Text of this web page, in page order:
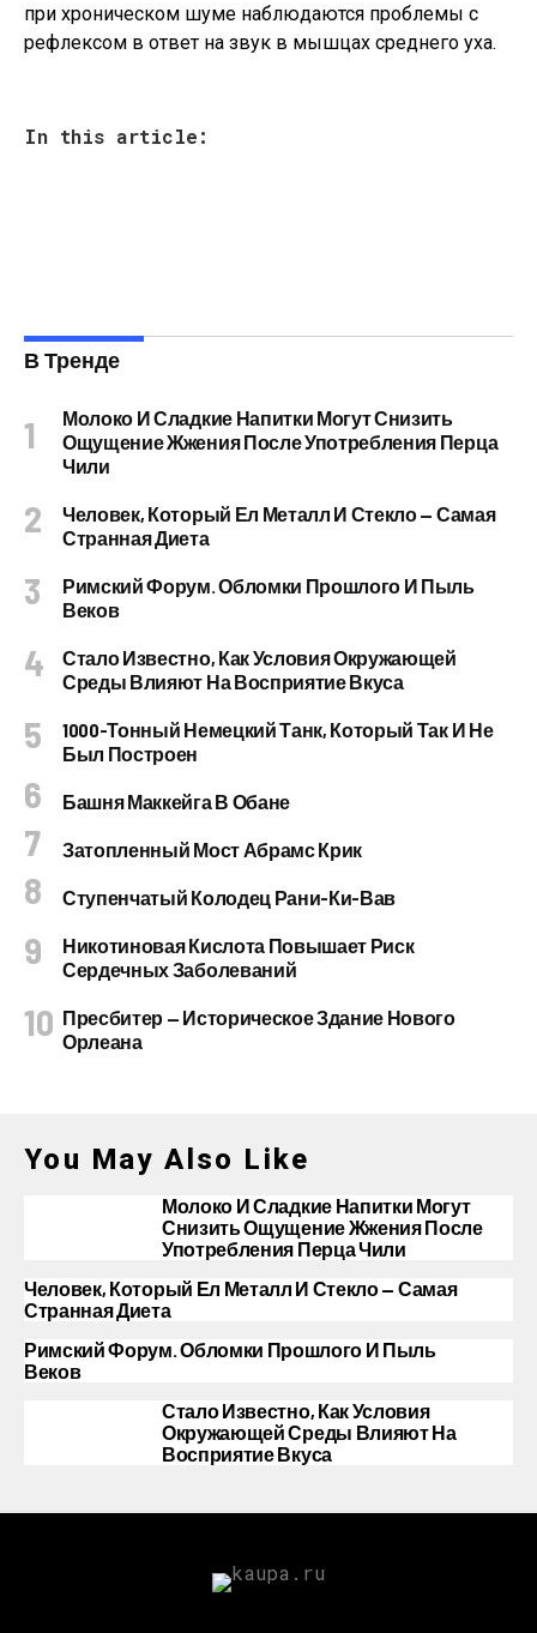
при хроническом шуме наблюдаются проблемы с
рефлексом в ответ на звук в мышцах среднего уха.
In this article:
В Тренде
Молоко И Сладкие Напитки Могут Снизить
Ощущение Жжения После Употребления Перца
Чили
Человек, Который Ел Металл И Стекло — Самая
Странная Диета
Римский Форум. Обломки Прошлого И Пыль
Веков
Стало Известно, Как Условия Окружающей
Среды Влияют На Восприятие Вкуса
1000-Тонный Немецкий Танк, Который Так И Не
Был Построен
Башня Маккейга В Обане
Затопленный Мост Абрамс Крик
Ступенчатый Колодец Рани-Ки-Вав
Никотиновая Кислота Повышает Риск
Сердечных Заболеваний
Пресбитер — Историческое Здание Нового
Орлеана
You May Also Like
Молоко И Сладкие Напитки Могут
Снизить Ощущение Жжения После
Употребления Перца Чили
Человек, Который Ел Металл И Стекло — Самая
Странная Диета
Римский Форум. Обломки Прошлого И Пыль
Веков
Стало Известно, Как Условия
Окружающей Среды Влияют На
Восприятие Вкуса